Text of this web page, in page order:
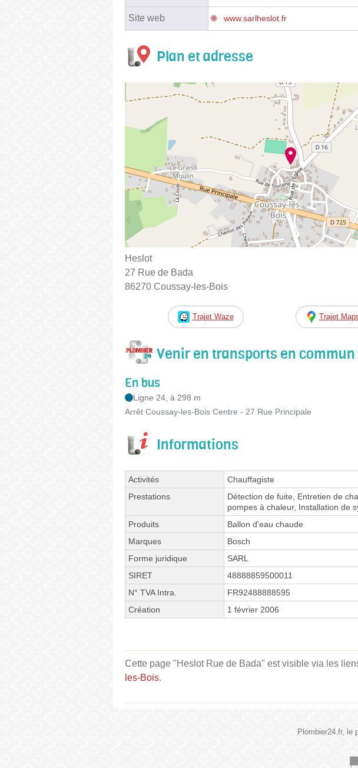
Site web www.sarlheslot.fr
Plan et adresse
Heslot
27 Rue de Bada
86270 Coussay-les-Bois
Trajet Waze Trajet
Venir en transports en commun
En bus
Ligne 24, à 298 m
Arrêt Coussay-les-Bois Centre - 27 Rue Principale
Informations
Activités
Chauffagiste
Prestations
Détection de fuite, Entretien de
pompes à chaleur, Installation de
Produits
Ballon d'eau chaude
Marques
Bosch
Forme juridique
SARL
SIRET
48888859500011
N° TVA Intra.
FR92488888595
Création
1 février 2006
Cette page "Heslot Rue de Bada" est visible via les
les-Bois.
Plombier24.fr, le